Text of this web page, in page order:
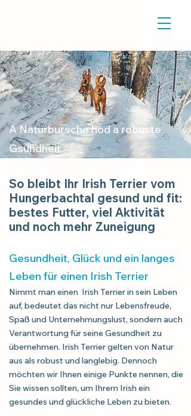
A Naturbursche hod a robuste
Gsundheit
So bleibt Ihr Irish Terrier vom
Hungerbachtal gesund und fit:
bestes Futter, viel Aktivität
und noch mehr Zuneigung
Gesundheit, Glück und ein langes
Leben für einen Irish Terrier
Nimmt man einen Irish Terrier in sein Leben
auf, bedeutet das nicht nur Lebensfreude,
Spaß und Unternehmungslust, sondern auch
Verantwortung für seine Gesundheit zu
übernehmen. Irish Terrier gelten von Natur
aus als robust und langlebig. Dennoch
möchten wir Ihnen einige Punkte nennen, die
Sie wissen sollten, um Ihrem Irish ein
gesundes und glückliche Leben zu bieten.